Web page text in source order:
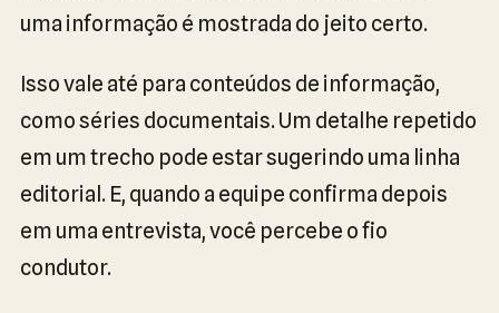
uma informação é mostrada do jeito certo.
Isso vale até para conteúdos de informação,
como séries documentais. Um detalhe repetido
em um trecho pode estar sugerindo uma linha
editorial. E, quando a equipe confirma depois
em uma entrevista, você percebe o fio
condutor.